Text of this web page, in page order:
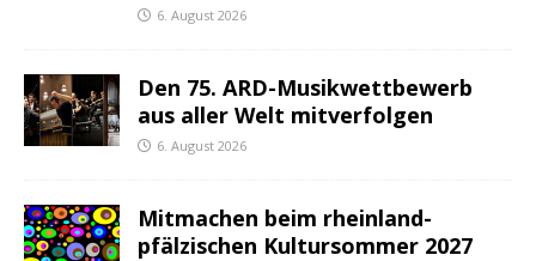
6. August 2026
Den 75. ARD-Musikwettbewerb
aus aller Welt mitverfolgen
6. August 2026
Mitmachen beim rheinland-
pfälzischen Kultursommer 2027